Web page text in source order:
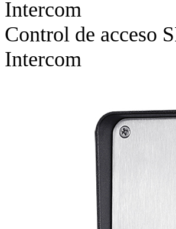
Intercom
Control de acceso
Intercom